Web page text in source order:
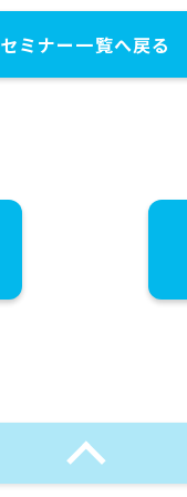
セミナー一覧へ戻る